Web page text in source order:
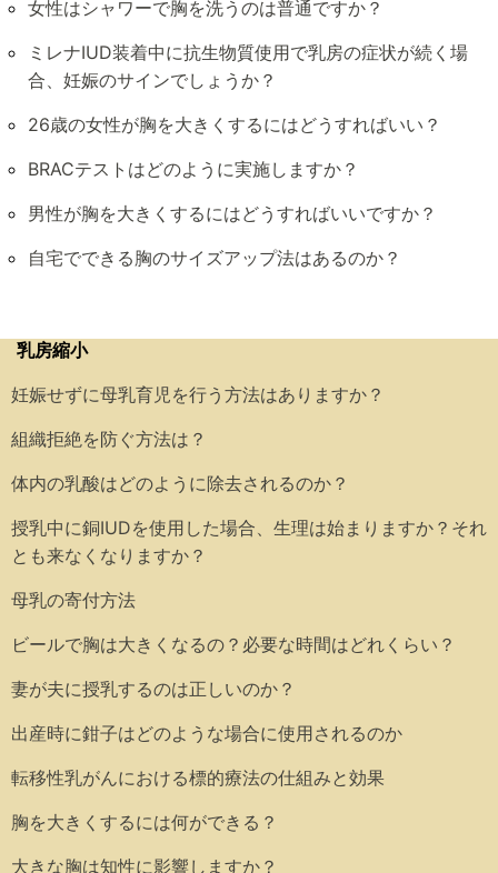
女性はシャワーで胸を洗うのは普通ですか？
ミレナIUD装着中に抗生物質使用で乳房の症状が続く場
合、妊娠のサインでしょうか？
26歳の女性が胸を大きくするにはどうすればいい？
BRACテストはどのように実施しますか？
男性が胸を大きくするにはどうすればいいですか？
自宅でできる胸のサイズアップ法はあるのか？
乳房縮小
妊娠せずに母乳育児を行う方法はありますか？
組織拒絶を防ぐ方法は？
体内の乳酸はどのように除去されるのか？
授乳中に銅IUDを使用した場合、生理は始まりますか？それ
とも来なくなりますか？
母乳の寄付方法
ビールで胸は大きくなるの？必要な時間はどれくらい？
妻が夫に授乳するのは正しいのか？
出産時に鉗子はどのような場合に使用されるのか
転移性乳がんにおける標的療法の仕組みと効果
胸を大きくするには何ができる？
大きな胸は知性に影響しますか？